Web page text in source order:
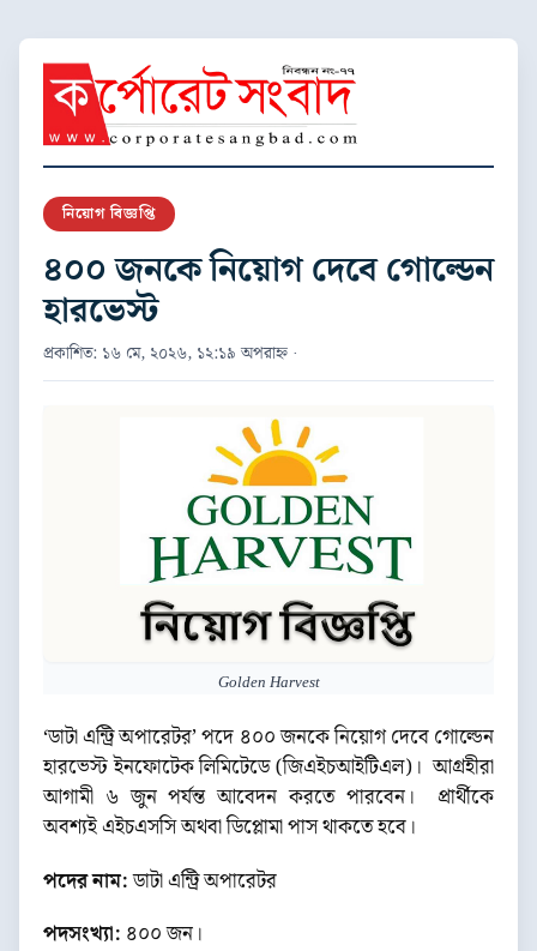
নিয়োগ বিজ্ঞপ্তি
৪০০ জনকে নিয়োগ দেবে গোল্ডেন
হারভেস্ট
প্রকাশিত: ১৬ মে, ২০২৬, ১২:১৯ অপরাহ্ন ·
Golden Harvest
‘ডাটা এন্ট্রি অপারেটর’ পদে ৪০০ জনকে নিয়োগ দেবে গোল্ডেন
হারভেস্ট ইনফোটেক লিমিটেডে (জিএইচআইটিএল)। আগ্রহীরা
আগামী ৬ জুন পর্যন্ত আবেদন করতে পারবেন। প্রার্থীকে
অবশ্যই এইচএসসি অথবা ডিপ্লোমা পাস থাকতে হবে।
পদের নাম:ডাটা এন্ট্রি অপারেটর
পদসংখ্যা: ৪০০ জন।